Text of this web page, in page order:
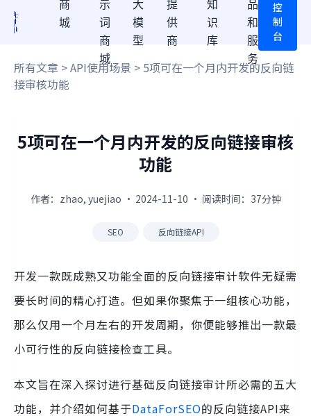
商
城
示
词
商
城
大
模
型
提
供
商
知
识
库
品
和
服
务
控
制
台
所有文章 >API使用场景 > 5项可在一个月内开发的反向链
接审核功能
5项可在一个月内开发的反向链接审核
功能
作者：zhao, yuejiao · 2024-11-10 · 阅读时间：37分钟
SEO 反向链接API
开发一款既成熟又功能全面的反向链接审计软件无疑需
要长时间的精心打造。但如果你聚焦于一组核心功能，
那么仅用一个月左右的开发周期，你便能够推出一款最
小可行性的反向链接检查工具。
本文旨在深入探讨进行基础反向链接审计所必需的五大
功能，并介绍如何基于DataForSEO的反向链接API来